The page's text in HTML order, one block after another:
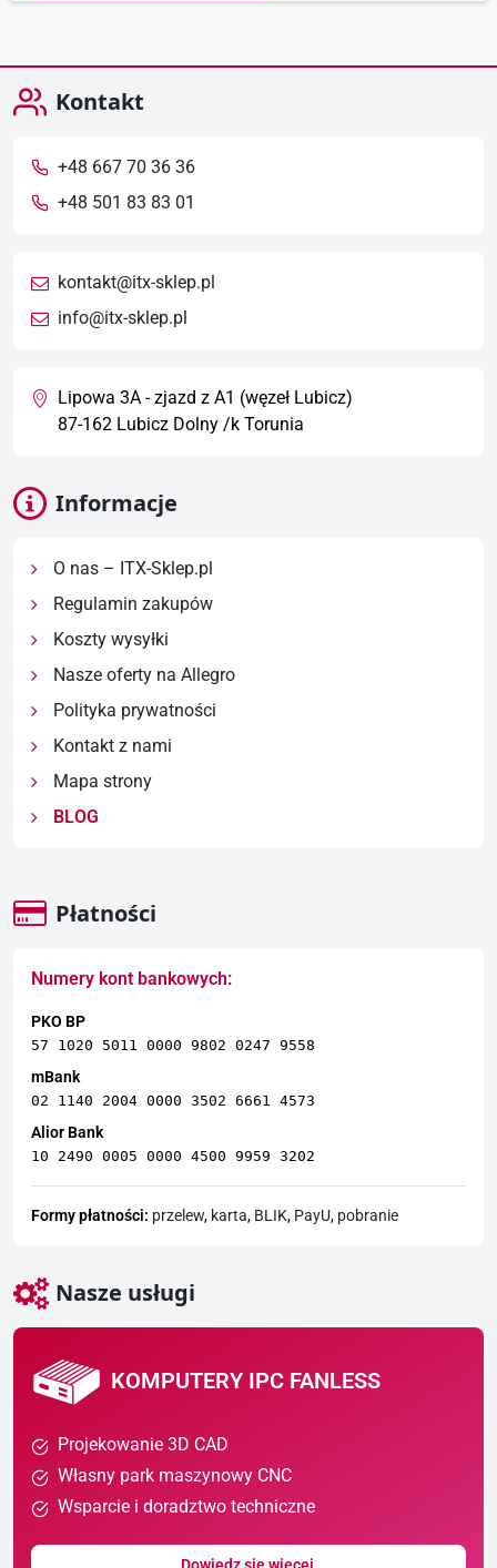
Kontakt
+48 667 70 36 36
+48 501 83 83 01
kontakt@itx-sklep.pl
info@itx-sklep.pl
Lipowa 3A - zjazd z A1 (węzeł Lubicz)
87-162 Lubicz Dolny /k Torunia
Informacje
O nas – ITX-Sklep.pl
Regulamin zakupów
Koszty wysyłki
Nasze oferty na Allegro
Polityka prywatności
Kontakt z nami
Mapa strony
BLOG
Płatności
Numery kont bankowych:
PKO BP
57 1020 5011 0000 9802 0247 9558
mBank
02 1140 2004 0000 3502 6661 4573
Alior Bank
10 2490 0005 0000 4500 9959 3202
Formy płatności: przelew, karta, BLIK, PayU, pobranie
Nasze usługi
KOMPUTERY IPC FANLESS
Projekowanie 3D CAD
Własny park maszynowy CNC
Wsparcie i doradztwo techniczne